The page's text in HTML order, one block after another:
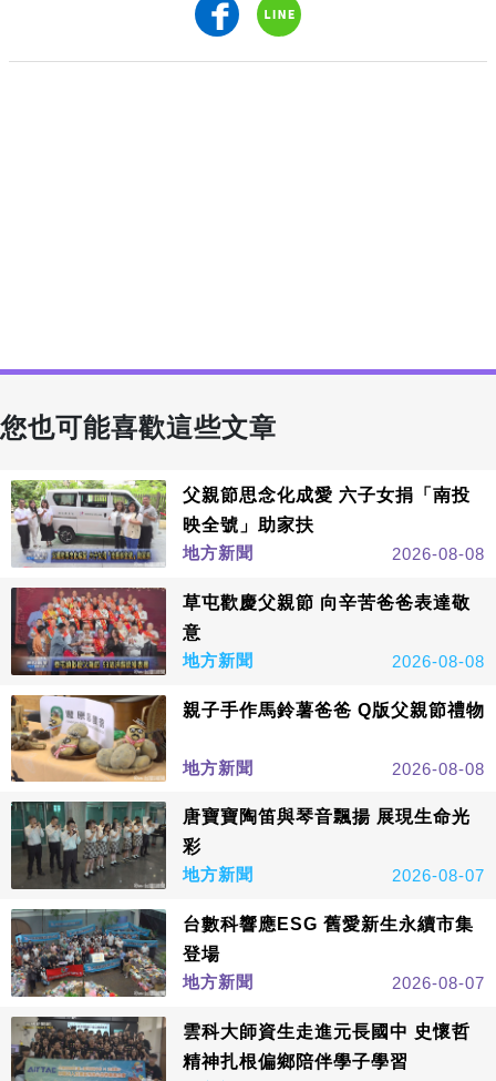
您也可能喜歡這些文章
父親節思念化成愛 六子女捐「南投
映全號」助家扶
地方新聞
2026-08-08
草屯歡慶父親節 向辛苦爸爸表達敬
意
地方新聞
2026-08-08
親子手作馬鈴薯爸爸 Q版父親節禮物
地方新聞 2026-08-08
唐寶寶陶笛與琴音飄揚 展現生命光
彩
地方新聞
2026-08-07
台數科響應ESG 舊愛新生永續市集
登場
地方新聞
2026-08-07
雲科大師資生走進元長國中 史懷哲
精神扎根偏鄉陪伴學子學習